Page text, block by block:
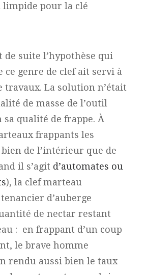
limpide pour la clé
de suite l’hypothèse qui
ce genre de clef ait servi à
travaux. La solution n’était
de masse de l’outil
qualité de frappe. À
frappants les
de l’intérieur que de
il s’agit d’automates ou
), la clef marteau
d’auberge
de nectar restant
: en frappant d’un coup
le brave homme
rendu aussi bien le taux